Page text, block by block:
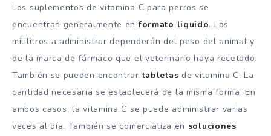
Los suplementos de vitamina C para perros se
encuentran generalmente enformato liquido. Los
mililitros a administrar dependerán del peso del animal y
de la marca de fármaco que el veterinario haya recetado.
También se pueden encontrar tabletas de vitamina C. La
cantidad necesaria se establecerá de la misma forma. En
ambos casos, la vitamina C se puede administrar varias
veces al día. También se comercializa en soluciones